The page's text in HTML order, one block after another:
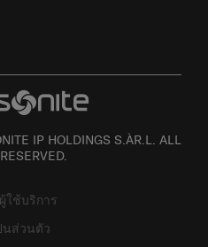
IP HOLDINGS S.ÀR.L. ALL
ใช้บริการ
นส่วนตัว